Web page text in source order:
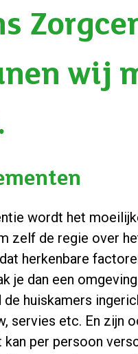
wij
wordt het
zelf de regie over
herkenbare
je dan een
huiskamers
servies etc. En zijn
kan per persoon